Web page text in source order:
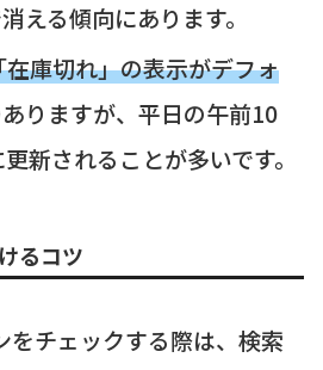
える傾向にあります。
在庫切れ」の表示がデフォ
りますが、平日の午前10
新されることが多いです。
るコツ
をチェックする際は、検索